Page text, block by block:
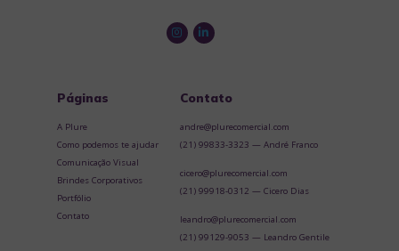
Páginas
A Plure
Como podemos te ajudar
Comunicação Visual
Brindes Corporativos
Portfólio
Contato
Contato
andre@plurecomercial.com
(21) 99833-3323 — André Franco
cicero@plurecomercial.com
(21) 99918-0312 — Cicero Dias
leandro@plurecomercial.com
(21) 99129-9053 — Leandro Gentile